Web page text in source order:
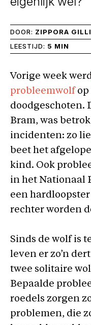
DOOR: ZIPPORA
LEESTIJD: 5 MIN
Vorige week
probleemwolf
doodgeschoten.
Bram, was
incidenten: zo
beet het
kind. Ook
in het Nationaal
een
rechter worden
Sinds de wolf is
leven er zo’n
twee solitaire
Bepaalde
roedels zorgen
problemen, die